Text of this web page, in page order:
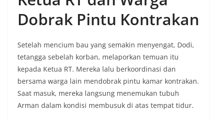
Dobrak Pintu Kontrakan
Setelah mencium bau yang semakin menyengat, Dodi,
tetangga sebelah korban, melaporkan temuan itu
kepada Ketua RT. Mereka lalu berkoordinasi dan
bersama warga lain mendobrak pintu kamar kontrakan.
Saat masuk, mereka langsung menemukan tubuh
Arman dalam kondisi membusuk di atas tempat tidur.